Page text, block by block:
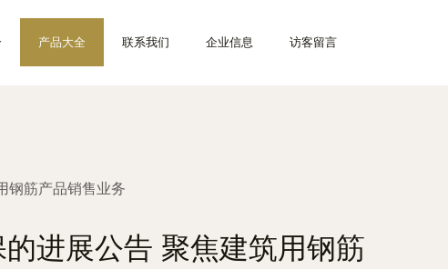
产品大全 联系我们 企业信息 访客留言
钢筋产品销售业务
进展公告 聚焦建筑用钢筋